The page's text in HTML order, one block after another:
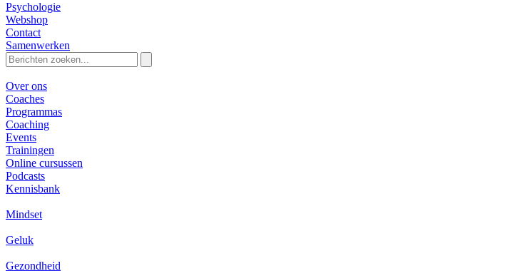
Psychologie
Webshop
Contact
Samenwerken
Zoeken
naar:
Over ons
Coaches
Programmas
Coaching
Events
Trainingen
Online cursussen
Podcasts
Kennisbank
Mindset
Geluk
Gezondheid